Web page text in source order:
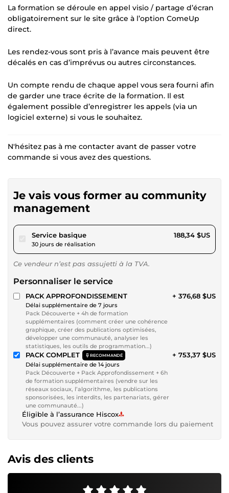
La formation se déroule en appel visio / partage d’écran
obligatoirement sur le site grâce à l’option ComeUp
direct.
Les rendez-vous sont pris à l’avance mais peuvent être
décalés en cas d’imprévus ou autres circonstances.
Un compte rendu de chaque appel vous sera fourni afin
de garder une trace écrite de la formation. Il est
également possible d’enregistrer les appels (via un
logiciel externe) si vous le souhaitez.
N'hésitez pas à me contacter avant de passer votre
commande si vous avez des questions.
Je vais vous former au community
management
Service basiquepour 173,59 $US
30 jours de réalisation
188,34 $US
Ce vendeur n’est pas assujetti à la TVA.
Personnaliser le service
PACK APPROFONDISSEMENT
Délai supplémentaire de 7 jours
Pack Découverte + 4h de formation
supplémentaires (comment créer une cohérence
graphique, créer des publications optimisées,
développer une communauté, analyser les
statistiques, les outils de programmation...)
+ 376,68 $US
PACK COMPLET RECOMMANDÉ
Délai supplémentaire de 14 jours
Pack Découverte + Pack Approfondissement + 6h
de formation supplémentaires (vendre sur les
réseaux sociaux, l’algorithme, les publications
sponsorisées, les interdits, les partenariats, gérer
une communauté...)
+ 753,37 $US
Éligible à l’assurance Hiscox
Vous pouvez assurer votre commande lors du paiement
Avis des clients